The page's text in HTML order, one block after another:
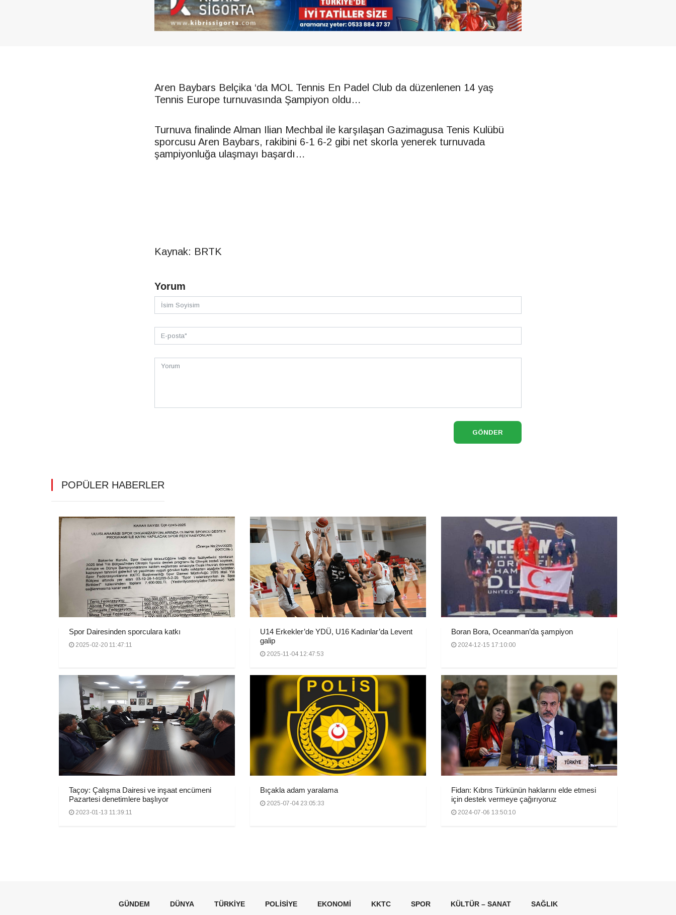
Aren Baybars Belçika ‘da MOL Tennis En Padel Club da düzenlenen 14 yaş
Tennis Europe turnuvasında Şampiyon oldu…
Turnuva finalinde Alman Ilian Mechbal ile karşılaşan Gazimagusa Tenis Kulübü
sporcusu Aren Baybars, rakibini 6-1 6-2 gibi net skorla yenerek turnuvada
şampiyonluğa ulaşmayı başardı…
Kaynak: BRTK
Yorum
GÖNDER
POPÜLER HABERLER
Spor Dairesinden sporculara katkı
2025-02-20 11:47:11
U14 Erkekler’de YDÜ, U16 Kadınlar’da Levent
galip
2025-11-04 12:47:53
Boran Bora, Oceanman’da şampiyon
2024-12-15 17:10:00
Taçoy: Çalışma Dairesi ve inşaat encümeni
Pazartesi denetimlere başlıyor
2023-01-13 11:39:11
Bıçakla adam yaralama
2025-07-04 23:05:33
Fidan: Kıbrıs Türkünün haklarını elde etmesi
için destek vermeye çağırıyoruz
2024-07-06 13:50:10
GÜNDEM DÜNYA TÜRKIYE POLISIYE EKONOMI KKTC SPOR KÜLTÜR – SANAT SAĞLIK